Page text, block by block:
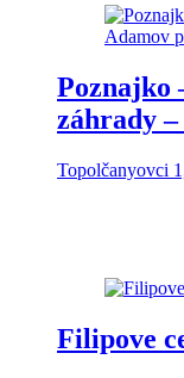
Poznajko
záhrady
Topolčanyovci
Filipove